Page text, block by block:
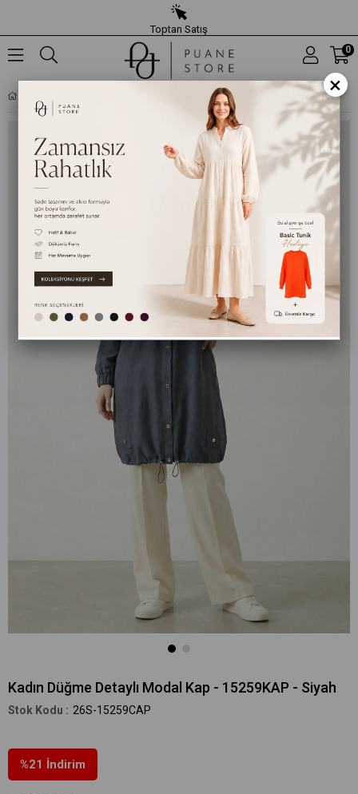
Toptan Satış
0
Kadın Düğme Detaylı Modal Kap - 15259KAP - Siyah
26S-15259CAP
%21 İndirim
×